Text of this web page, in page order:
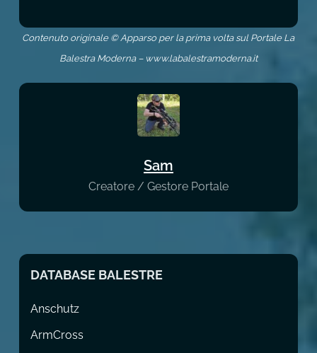
Contenuto originale © Apparso per la prima volta sul Portale La
Balestra Moderna – www.labalestramoderna.it
Sam
Creatore / Gestore Portale
DATABASE BALESTRE
Anschutz
ArmCross